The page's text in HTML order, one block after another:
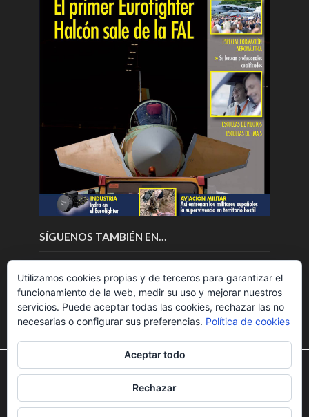
SÍGUENOS TAMBIÉN EN…
Copyright © 2018.Fly News.Noticias aerospacial
UAS aviación comercial
Utilizamos cookies para ofrecerte la mejor experiencia en
nuestra web.
Puedes aprender más sobre qué cookies utilizamos o
desactivarlas en losajustes.
Utilizamos cookies propias y de terceros para garantizar el
funcionamiento de la web, medir su uso y mejorar nuestros
servicios. Puede aceptar todas las cookies, rechazar las no
necesarias o configurar sus preferencias. Política de cookies
Aceptar todo
Rechazar